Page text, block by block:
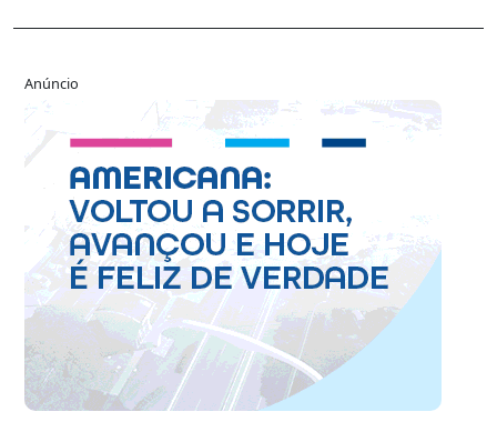
Anúncio